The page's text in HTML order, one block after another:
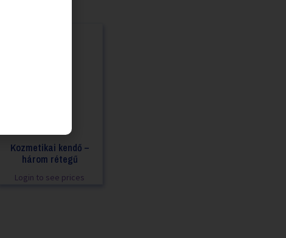
Kozmetikai kendő –
három rétegű
Login to see prices